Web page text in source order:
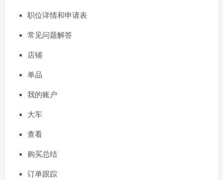
职位详情和申请表
常见问题解答
店铺
单品
我的账户
大车
查看
购买总结
订单跟踪